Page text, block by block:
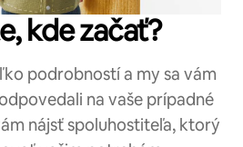
kde začať?
podrobností a my sa vám
na vaše prípadné
nájsť spoluhostiteľa, ktorý